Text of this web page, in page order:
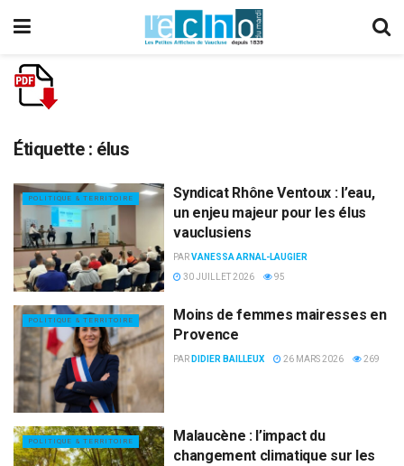
Étiquette : élus
POLITIQUE & TERRITOIRE
Syndicat Rhône Ventoux : l’eau,
un enjeu majeur pour les élus
vauclusiens
PARVANESSA ARNAL-LAUGIER
30 JUILLET 2026
95
POLITIQUE & TERRITOIRE
Moins de femmes mairesses en
Provence
PAR DIDIER BAILLEUX 26 MARS 2026 269
POLITIQUE & TERRITOIRE
Malaucène : l’impact du
changement climatique sur les